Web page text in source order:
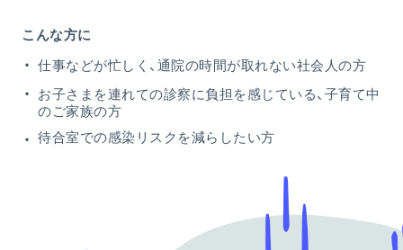
こんな方に
仕事などが忙しく、通院の時間が取れない社会人の方
お子さまを連れての診察に負担を感じている、子育て中
のご家族の方
待合室での感染リスクを減らしたい方